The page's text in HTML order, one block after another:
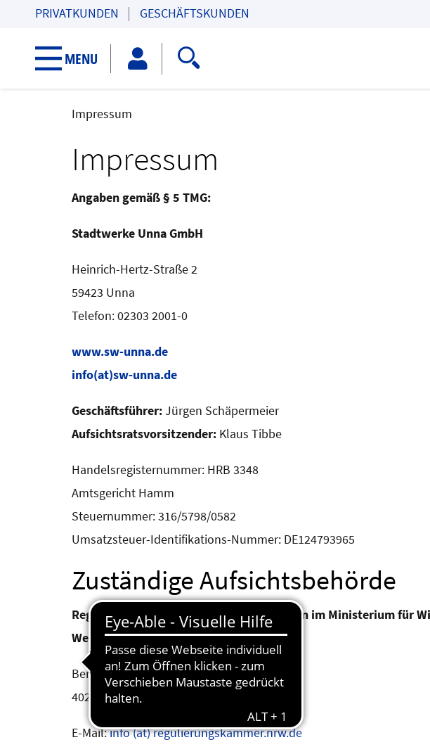
PRIVATKUNDEN GESCHÄFTSKUNDEN
MENU KUNDENPORTAL
KUNDENPORTALSearch toggler
Impressum
Impressum
Angaben gemäß § 5 TMG:
Stadtwerke Unna GmbH
Heinrich-Hertz-Straße 2
59423 Unna
Telefon: 02303 2001-0
www.sw-unna.de
info(at)sw-unna.de
Geschäftsführer:Jürgen Schäpermeier
Aufsichtsratsvorsitzender: Klaus Tibbe
Handelsregisternummer: HRB 3348
Amtsgericht Hamm
Steuernummer: 316/5798/0582
Umsatzsteuer-Identifikations-Nummer: DE124793965
Zuständige Aufsichtsbehörde
Regulierungskammer Nordrhein-Westfalen im Ministerium für
Westfalen
Berger Allee 25
40213 Düsseldorf
E-Mail:info (at) regulierungskammer.nrw.de